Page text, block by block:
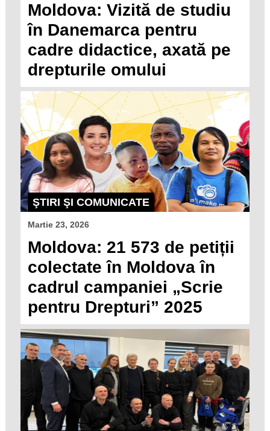
Moldova: Vizită de studiu
în Danemarca pentru
cadre didactice, axată pe
drepturile omului
ŞTIRI ŞI COMUNICATE
Martie 23, 2026
Moldova: 21 573 de petiții
colectate în Moldova în
cadrul campaniei „Scrie
pentru Drepturi” 2025